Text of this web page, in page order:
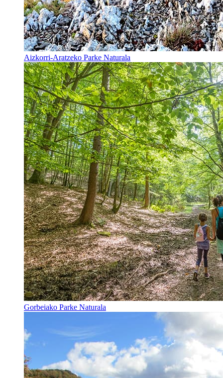
Aizkorri-Aratzeko Parke Naturala
Gorbeiako Parke Naturala